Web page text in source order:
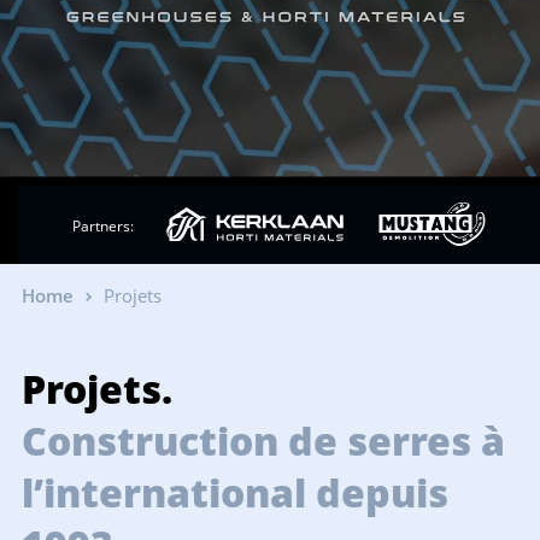
Partners:
Home Projets
Projets.
Construction de serres à
l’international depuis